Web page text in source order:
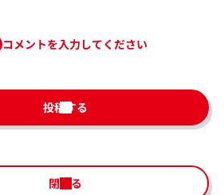
コメントを入力してください
投稿する
閉じる